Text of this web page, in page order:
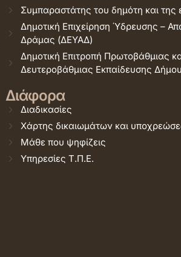
Συμπαραστάτης του δημότη και της
Δημοτική Επιχείρηση Ύδρευσης –
Δράμας (ΔΕΥΑΔ)
Δημοτική Επιτροπή Πρωτοβάθμιας
Δευτεροβάθμιας Εκπαίδευσης
Διάφορα
Διαδικασίες
Χάρτης δικαιωμάτων και
Μάθε που ψηφίζεις
Υπηρεσίες Τ.Π.Ε.